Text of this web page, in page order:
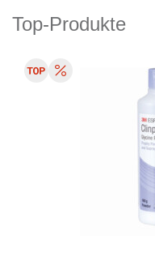
Top-Produkte